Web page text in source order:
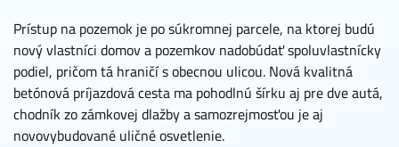
Prístup na pozemok je po súkromnej parcele, na ktorej budú
nový vlastníci domov a pozemkov nadobúdať spoluvlastnícky
podiel, pričom tá hraničí s obecnou ulicou. Nová kvalitná
betónová príjazdová cesta ma pohodlnú šírku aj pre dve autá,
chodník zo zámkovej dlažby a samozrejmosťou je aj
novovybudované uličné osvetlenie.